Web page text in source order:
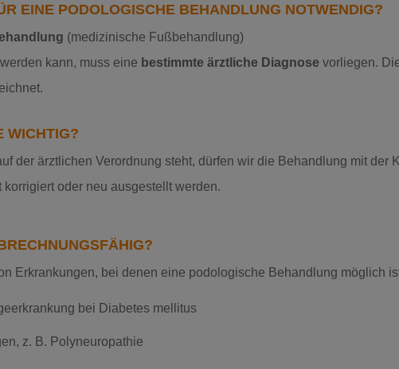
EINE PODOLOGISCHE BEHANDLUNG NOTWENDIG?
(medizinische Fußbehandlung)
kann, muss eine bestimmte ärztliche Diagnosevorliegen.
WICHTIG?
der ärztlichen Verordnung steht, dürfen wir die Behandlung mit der
oder neu ausgestellt werden.
Erkrankungen, bei denen eine podologische Behandlung möglich
bei Diabetes mellitus
z. B. Polyneuropathie